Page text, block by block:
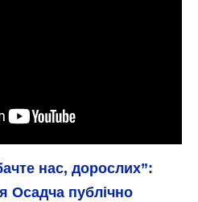
нас, дорослих”:
Осадча публічно